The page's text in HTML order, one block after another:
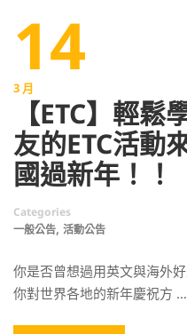
14
3 月
【ETC】輕
友的ETC活動
國過新年！！
Categories
一般公告, 活動公告
你是否曾想過用英文與海外
你對世界各地的新年慶祝方 …